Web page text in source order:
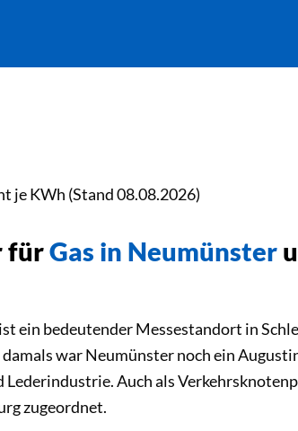
je KWh (Stand 08.08.2026)
fürGas in Neumünster
ein bedeutender Messestandort in
war Neumünster noch ein
Auch als
zugeordnet.